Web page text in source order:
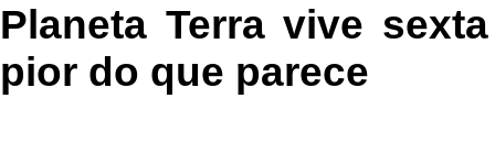
Planeta Terra vive
pior do que parece